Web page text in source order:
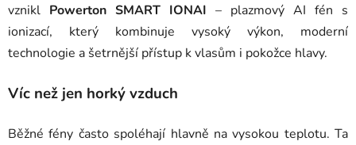
vznikl Powerton SMART IONAI – plazmový AI fén s
ionizací, který kombinuje vysoký výkon, moderní
technologie a šetrnější přístup k vlasům i pokožce hlavy.
Víc než jen horký vzduch
Běžné fény často spoléhají hlavně na vysokou teplotu. Ta